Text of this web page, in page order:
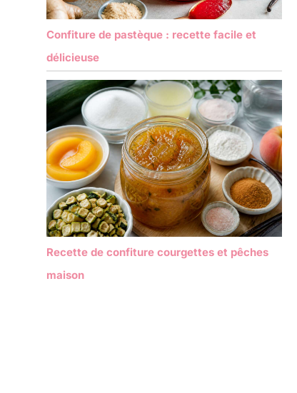
Confiture de pastèque : recette facile et
délicieuse
Recette de confiture courgettes et pêches
maison